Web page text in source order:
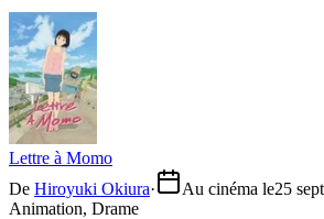
Lettre à Momo
De Hiroyuki Okiura· Au cinéma le25
Animation, Drame